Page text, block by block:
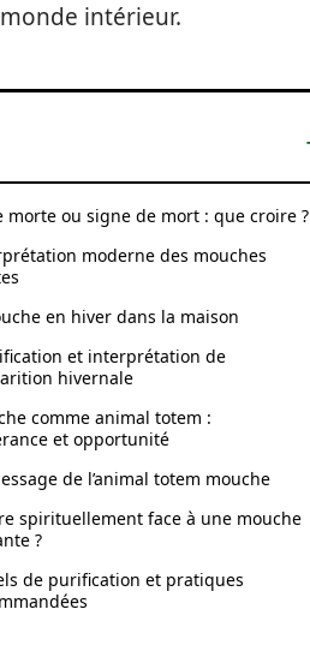
intérieur.
morte ou signe de mort : que croire ?
moderne des mouches
en hiver dans la maison
et interprétation de
hivernale
comme animal totem :
et opportunité
de l’animal totem mouche
spirituellement face à une mouche
?
de purification et pratiques